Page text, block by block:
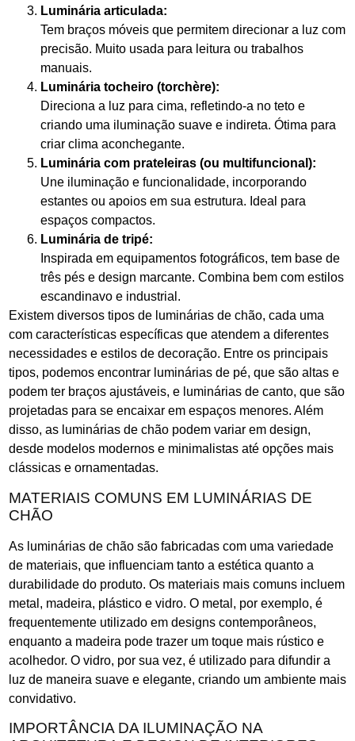
Luminária articulada:
Tem braços móveis que permitem direcionar a luz com
precisão. Muito usada para leitura ou trabalhos
manuais.
Luminária tocheiro (torchère):
Direciona a luz para cima, refletindo-a no teto e
criando uma iluminação suave e indireta. Ótima para
criar clima aconchegante.
Luminária com prateleiras (ou multifuncional):
Une iluminação e funcionalidade, incorporando
estantes ou apoios em sua estrutura. Ideal para
espaços compactos.
Luminária de tripé:
Inspirada em equipamentos fotográficos, tem base de
três pés e design marcante. Combina bem com estilos
escandinavo e industrial.
Existem diversos tipos de luminárias de chão, cada uma
com características específicas que atendem a diferentes
necessidades e estilos de decoração. Entre os principais
tipos, podemos encontrar luminárias de pé, que são altas e
podem ter braços ajustáveis, e luminárias de canto, que são
projetadas para se encaixar em espaços menores. Além
disso, as luminárias de chão podem variar em design,
desde modelos modernos e minimalistas até opções mais
clássicas e ornamentadas.
MATERIAIS COMUNS EM LUMINÁRIAS DE
CHÃO
As luminárias de chão são fabricadas com uma variedade
de materiais, que influenciam tanto a estética quanto a
durabilidade do produto. Os materiais mais comuns incluem
metal, madeira, plástico e vidro. O metal, por exemplo, é
frequentemente utilizado em designs contemporâneos,
enquanto a madeira pode trazer um toque mais rústico e
acolhedor. O vidro, por sua vez, é utilizado para difundir a
luz de maneira suave e elegante, criando um ambiente mais
convidativo.
IMPORTÂNCIA DA ILUMINAÇÃO NA